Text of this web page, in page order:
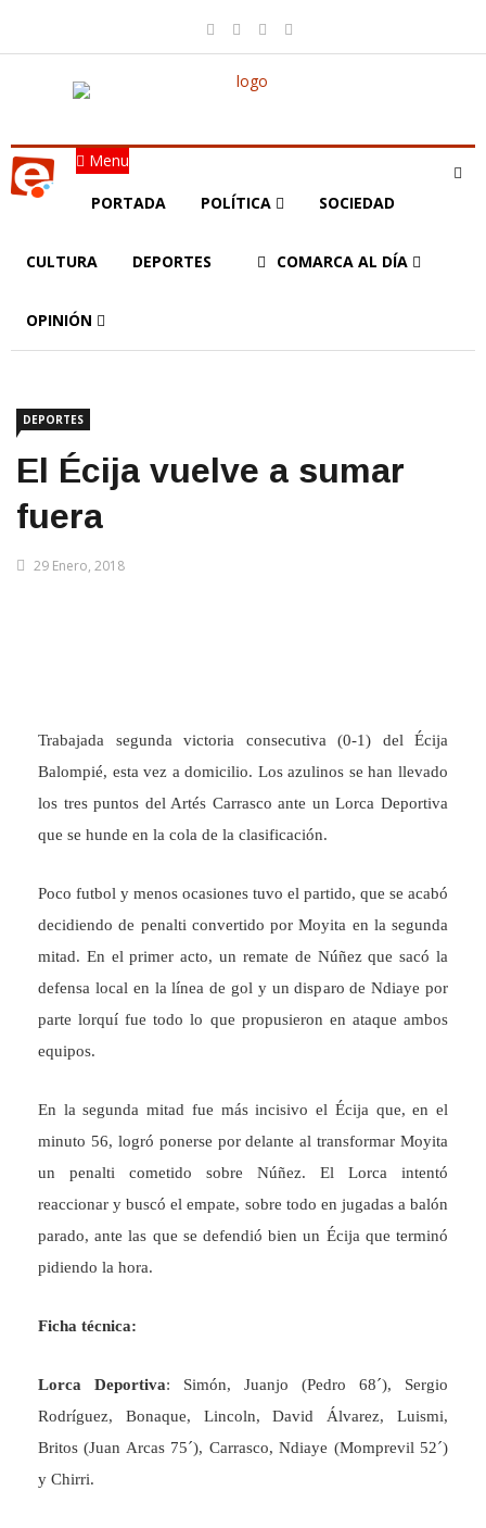
Menu
PORTADA POLÍTICA SOCIEDAD
CULTURA DEPORTES COMARCA AL DÍA
OPINIÓN
DEPORTES
El Écija vuelve a sumar
fuera
29 Enero, 2018
Trabajada segunda victoria consecutiva (0-1) del Écija
Balompié, esta vez a domicilio. Los azulinos se han llevado
los tres puntos del Artés Carrasco ante un Lorca Deportiva
que se hunde en la cola de la clasificación.
Poco futbol y menos ocasiones tuvo el partido, que se acabó
decidiendo de penalti convertido por Moyita en la segunda
mitad. En el primer acto, un remate de Núñez que sacó la
defensa local en la línea de gol y un disparo de Ndiaye por
parte lorquí fue todo lo que propusieron en ataque ambos
equipos.
En la segunda mitad fue más incisivo el Écija que, en el
minuto 56, logró ponerse por delante al transformar Moyita
un penalti cometido sobre Núñez. El Lorca intentó
reaccionar y buscó el empate, sobre todo en jugadas a balón
parado, ante las que se defendió bien un Écija que terminó
pidiendo la hora.
Ficha técnica:
Lorca Deportiva: Simón, Juanjo (Pedro 68´), Sergio
Rodríguez, Bonaque, Lincoln, David Álvarez, Luismi,
Britos (Juan Arcas 75´), Carrasco, Ndiaye (Momprevil 52´)
y Chirri.